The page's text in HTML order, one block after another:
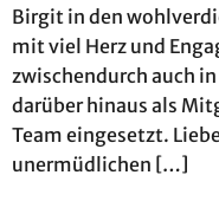
Birgit in den
mit viel Herz und
zwischendurch auch
darüber hinaus als
Team eingesetzt.
unermüdlichen […]